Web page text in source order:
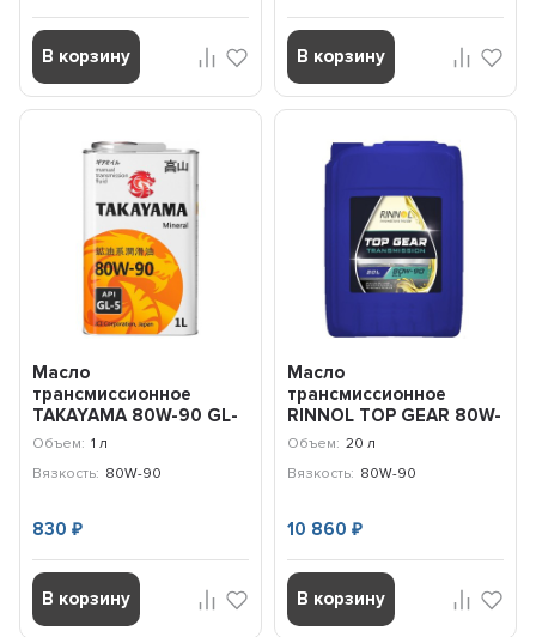
В корзину В корзину
Масло
трансмиссионное
TAKAYAMA 80W-90 GL-
5 (1л) 605594
Объем: 1 л
Вязкость: 80W-90
830₽
В корзину
Масло
трансмиссионное
RINNOL TOP GEAR 80W-
90 GL5 (20л) 192247
Объем: 20 л
Вязкость: 80W-90
10 860 ₽
В корзину